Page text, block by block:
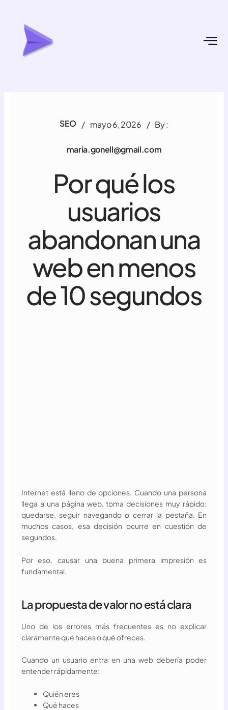
contenido
SEO / mayo 6, 2026 / By :
maria.gonell@gmail.com
Por qué los
usuarios
abandonan una
web en menos
de 10 segundos
Internet está lleno de opciones. Cuando una persona
llega a una página web, toma decisiones muy rápido:
quedarse, seguir navegando o cerrar la pestaña. En
muchos casos, esa decisión ocurre en cuestión de
segundos.
Por eso, causar una buena primera impresión es
fundamental.
La propuesta de valor no está clara
Uno de los errores más frecuentes es no explicar
claramente qué haces o qué ofreces.
Cuando un usuario entra en una web debería poder
entender rápidamente:
Quién eres
Qué haces
entradas